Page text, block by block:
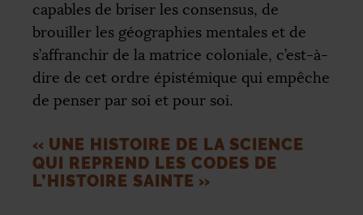
capables de briser les consensus, de
brouiller les géographies mentales et de
s’affranchir de la matrice coloniale, c’est-à-
dire de cet ordre épistémique qui empêche
de penser par soi et pour soi.
« UNE HISTOIRE DE LA SCIENCE
QUI REPREND LES CODES DE
L’HISTOIRE SAINTE »